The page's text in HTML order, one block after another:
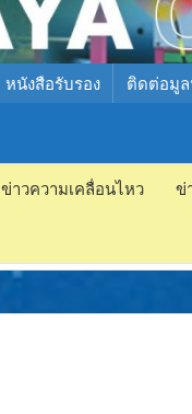
หนังสือรับรอง ติดต่อมู
ข่าวความเคลื่อนไหว ข่